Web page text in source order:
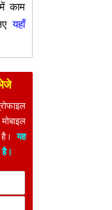
काम
यहाँ
है।यह